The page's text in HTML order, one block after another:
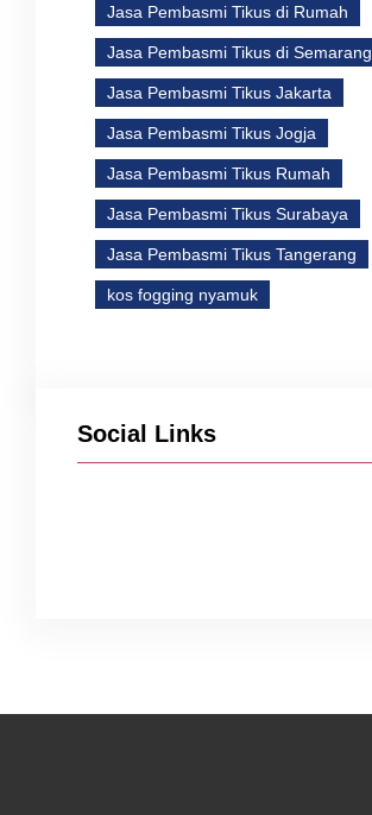
Jasa Pembasmi Tikus di Rumah
Jasa Pembasmi Tikus di Semarang
Jasa Pembasmi Tikus Jakarta
Jasa Pembasmi Tikus Jogja
Jasa Pembasmi Tikus Rumah
Jasa Pembasmi Tikus Surabaya
Jasa Pembasmi Tikus Tangerang
kos fogging nyamuk
Social Links